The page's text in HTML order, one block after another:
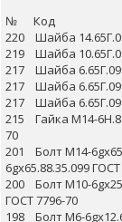
№ Код
220 Шайба
219 Шайба
217 Шайба
217 Шайба
217 Шайба
215 Гайка М14-
70
201 Болт М14-
6gх65.88.35.099
200 Болт М10-
ГОСТ 7796-70
198 Болт М6-